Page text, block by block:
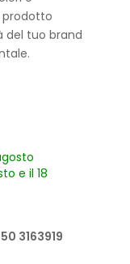
prodotto
del tuo brand
e il 18
3163919